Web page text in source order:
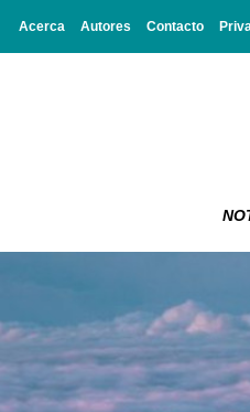
Acerca Autores Contacto